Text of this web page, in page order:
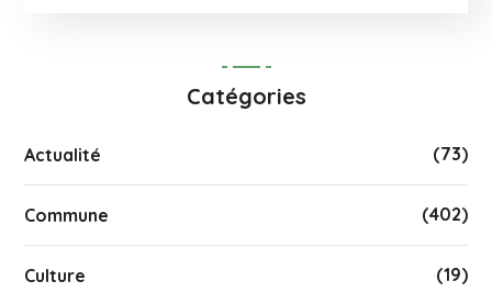
Catégories
Actualité (73)
Commune (402)
Culture (19)